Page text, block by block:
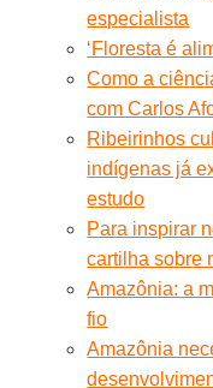
especialista
‘Floresta é
Como a
com Carlos
Ribeirinhos
indígenas já
estudo
Para inspirar
cartilha sobre
Amazônia: a
fio
Amazônia